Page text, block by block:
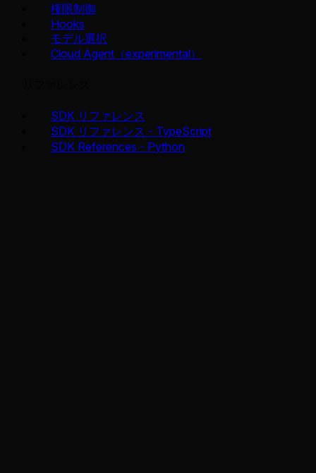
権限制御
Hooks
モデル選択
Cloud Agent（experimental）
SDK リファレンス
SDK リファレンス - TypeScript
SDK References - Python